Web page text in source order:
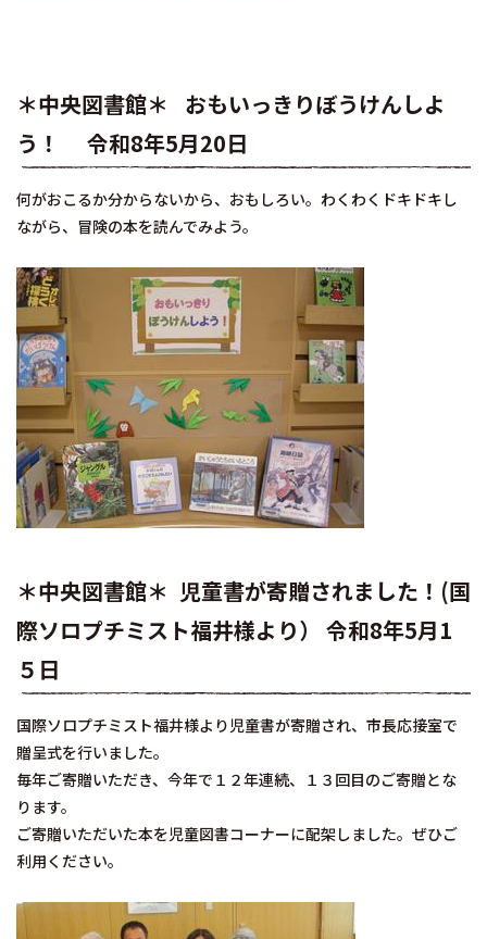
＊中央図書館＊ おもいっきりぼうけんしよ
う！ 令和8年5月20日
何がおこるか分からないから、おもしろい。わくわくドキドキし
ながら、冒険の本を読んでみよう。
＊中央図書館＊ 児童書が寄贈されました！(国
際ソロプチミスト福井様より） 令和8年5月1
５日
国際ソロプチミスト福井様より児童書が寄贈され、市長応接室で
贈呈式を行いました。
毎年ご寄贈いただき、今年で１２年連続、１３回目のご寄贈とな
ります。
ご寄贈いただいた本を児童図書コーナーに配架しました。ぜひご
利用ください。